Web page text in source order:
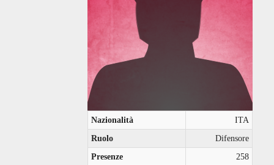
Nazionalità
ITA
Ruolo
Difensore
Presenze
258